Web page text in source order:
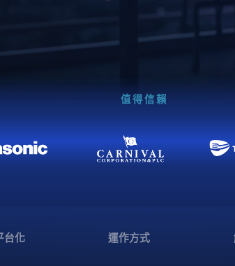
值得信賴
台化 運作方式